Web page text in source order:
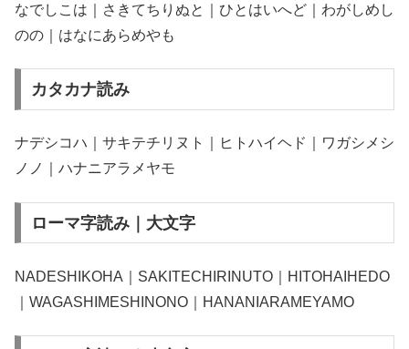
なでしこは｜さきてちりぬと｜ひとはいへど｜わがしめし
のの｜はなにあらめやも
カタカナ読み
ナデシコハ｜サキテチリヌト｜ヒトハイヘド｜ワガシメシ
ノノ｜ハナニアラメヤモ
ローマ字読み｜大文字
NADESHIKOHA｜SAKITECHIRINUTO｜HITOHAIHEDO
｜WAGASHIMESHINONO｜HANANIARAMEYAMO